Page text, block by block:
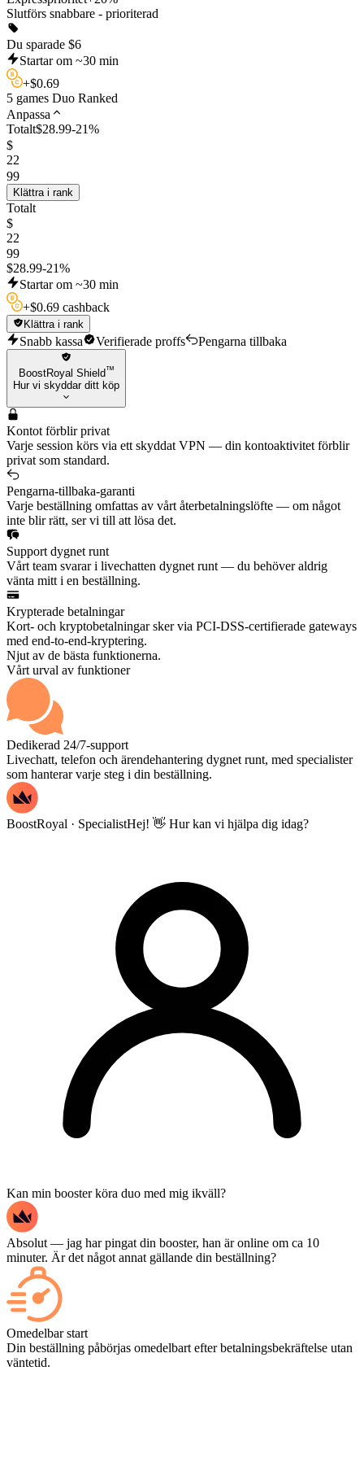
Slutförs snabbare - prioriterad
Du sparade $6
Startar om ~30 min
+$0.69
5 games Duo Ranked
Anpassa
Totalt$28.99-21%
$
22
99
Klättra i rank
Totalt
$
22
99
$28.99-21%
Startar om ~30 min
+$0.69 cashback
Klättra i rank
Snabb kassa Verifierade proffs Pengarna tillbaka
BoostRoyal Shield™
Hur vi skyddar ditt köp
Kontot förblir privat
Varje session körs via ett skyddat VPN — din kontoaktivitet förblir
privat som standard.
Pengarna-tillbaka-garanti
Varje beställning omfattas av vårt återbetalningslöfte — om något
inte blir rätt, ser vi till att lösa det.
Support dygnet runt
Vårt team svarar i livechatten dygnet runt — du behöver aldrig
vänta mitt i en beställning.
Krypterade betalningar
Kort- och kryptobetalningar sker via PCI-DSS-certifierade gateways
med end-to-end-kryptering.
Njut av de bästa funktionerna.
Vårt urval av funktioner
Dedikerad 24/7-support
Livechatt, telefon och ärendehantering dygnet runt, med specialister
som hanterar varje steg i din beställning.
BoostRoyal · SpecialistHej! 👋 Hur kan vi hjälpa dig idag?
Kan min booster köra duo med mig ikväll?
Absolut — jag har pingat din booster, han är online om ca 10
minuter. Är det något annat gällande din beställning?
Japp – varje match visas på din kontrollpanel så fort den är avslutad,
och om du vill se själva matcherna kan du lägga till Streaming i
kassan.
Omedelbar start
Din beställning påbörjas omedelbart efter betalningsbekräftelse utan
väntetid.